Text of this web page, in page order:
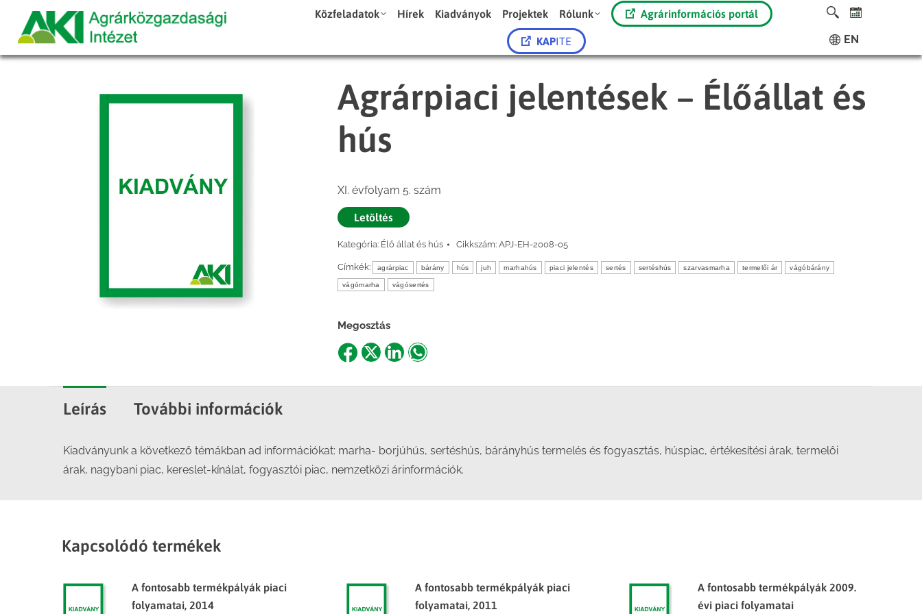
Közfeladatok Hírek Kiadványok Projektek Rólunk Agrárinformációs portál
KAPITE EN
Agrárpiaci jelentések – Élőállat és
hús
XI. évfolyam 5. szám
Letöltés
Kategória: Élő állat és hús Cikkszám: APJ-EH-2008-05
Címkék: agrárpiac bárány hús juh marhahús piaci jelentés sertés sertéshús szarvasmarha termelői ár vágóbárány
vágómarha vágósertés
Megosztás
ShareShareShareShare
Leírás További információk
Kiadványunk a következő témákban ad információkat: marha- borjúhús, sertéshús, bárányhús termelés és fogyasztás, húspiac, értékesítési árak, termelői
árak, nagybani piac, kereslet-kínálat, fogyasztói piac, nemzetközi árinformációk.
Kapcsolódó termékek
A fontosabb termékpályák piaci
folyamatai, 2014
A fontosabb termékpályák piaci
folyamatai, 2011
A fontosabb termékpályák 2009.
évi piaci folyamatai